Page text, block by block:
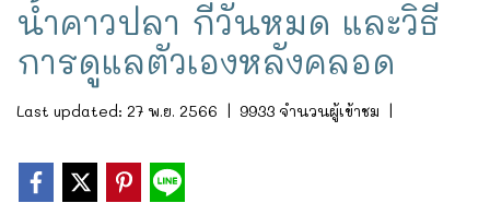
น้ำคาวปลา กี่วันหมด และวิธี
การดูแลตัวเองหลังคลอด
Last updated: 27 พ.ย. 2566 | 9933 จำนวนผู้เข้าชม |